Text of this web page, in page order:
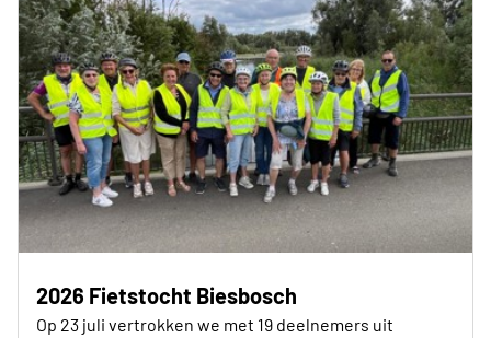
2026 Fietstocht Biesbosch
Op 23 juli vertrokken we met 19 deelnemers uit